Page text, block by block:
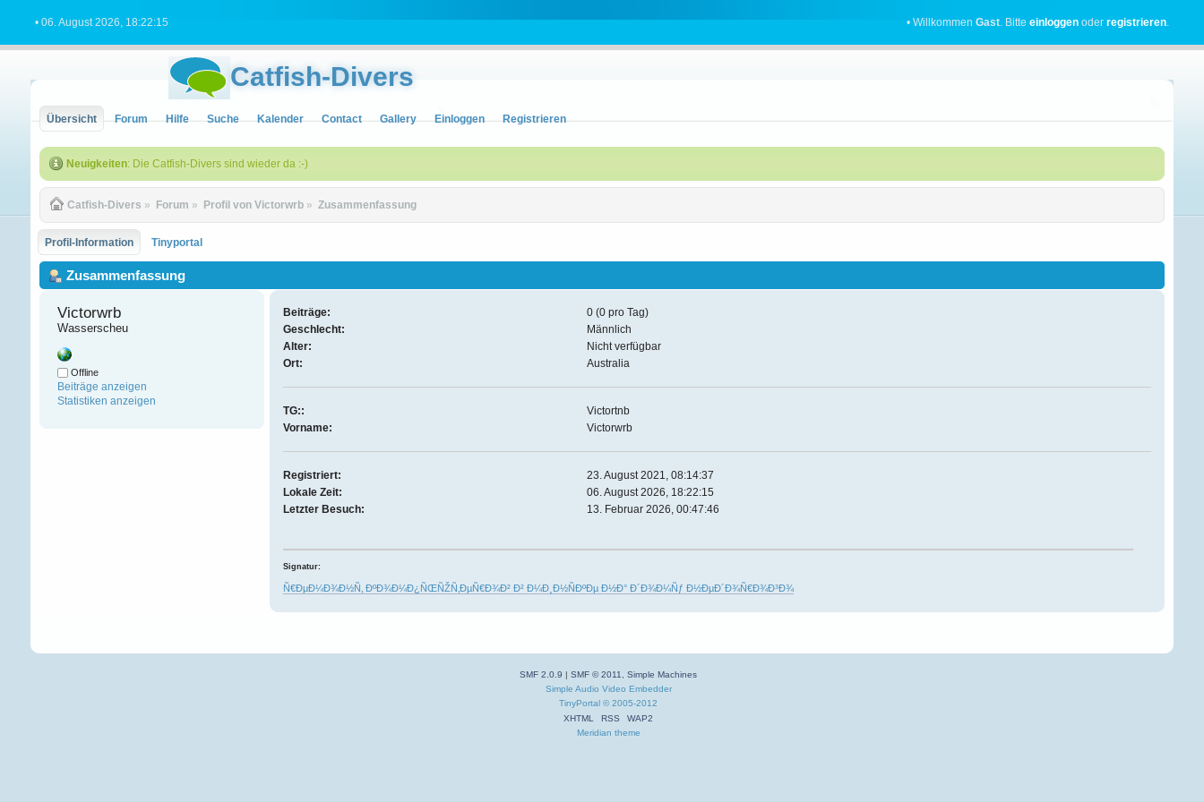
• 06. August 2026, 18:22:15 • WillkommenGast. Bitteeinloggen oderregistrieren.
Catfish-Divers
Übersicht Forum Hilfe Suche Kalender Contact Gallery Einloggen Registrieren
Neuigkeiten: Die Catfish-Divers sind wieder da :-)
Catfish-Divers » Forum » Profil von Victorwrb » Zusammenfassung
Profil-Information Tinyportal
Zusammenfassung
Victorwrb
Wasserscheu
Offline
Beiträge anzeigen
Statistiken anzeigen
Beiträge:
0 (0 pro Tag)
Geschlecht:
Männlich
Alter:
Nicht verfügbar
Ort:
Australia
TG::
Victortnb
Vorname:
Victorwrb
Registriert:
23. August 2021, 08:14:37
Lokale Zeit:
06. August 2026, 18:22:15
Letzter Besuch:
13. Februar 2026, 00:47:46
Signatur:
Ñ€ÐµÐ¼Ð¾Ð½Ñ‚ ÐºÐ¾Ð¼Ð¿ÑŒÑŽÑ‚ÐµÑ€Ð¾Ð² Ð² Ð¼Ð¸Ð½ÑÐºÐµ Ð½Ð° Ð´Ð¾Ð¼Ñƒ Ð½ÐµÐ´Ð¾Ñ€Ð¾Ð³Ð¾
SMF 2.0.9 |SMF © 2011,Simple Machines
Simple Audio Video Embedder
TinyPortal © 2005-2012
XHTML
RSS
WAP2
Meridian theme